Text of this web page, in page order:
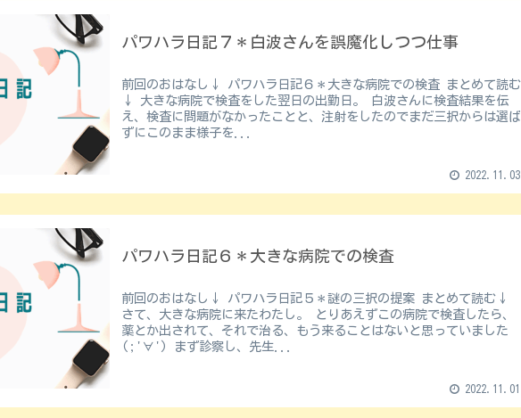
パワハラ日記７＊白波さんを誤魔化しつつ仕事
前回のおはなし↓ パワハラ日記６＊大きな病院での検査 まとめて読む
↓ 大きな病院で検査をした翌日の出勤日。 白波さんに検査結果を伝
え、検査に問題がなかったことと、注射をしたのでまだ三択からは選ば
ずにこのまま様子を...
2022.11.03
パワハラ日記６＊大きな病院での検査
前回のおはなし↓ パワハラ日記５＊謎の三択の提案 まとめて読む↓
さて、大きな病院に来たわたし。 とりあえずこの病院で検査したら、
薬とか出されて、それで治る、もう来ることはないと思っていました
(;'∀') まず診察し、先生...
2022.11.01